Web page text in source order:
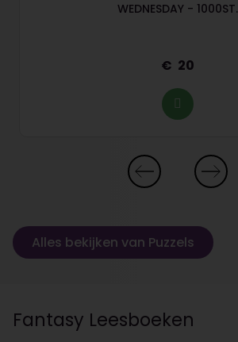
WEDNESDAY - 1000ST.
20
Alles bekijken van Puzzels
Fantasy Leesboeken